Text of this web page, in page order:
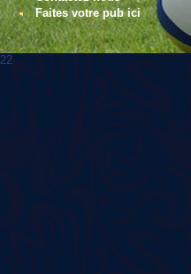
Faites votre pub ici
22